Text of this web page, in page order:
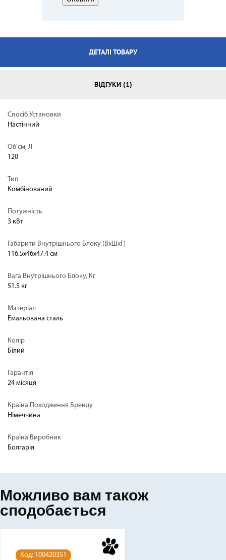
ДЕТАЛІ ТОВАРУ
ВІДГУКИ (1)
Спосіб Установки
Настінний
Об'єм, Л
120
Тип
Комбінований
Потужність
3 кВт
Габарити Внутрішнього Блоку (ВхШхГ)
116.5х46х47.4 см
Вага Внутрішнього Блоку, Кг
51.5 кг
Матеріал
Емальована сталь
Колір
Білий
Гарантія
24 місяця
Країна Походження Бренду
Німеччина
Країна Виробник
Болгарія
Можливо вам також
сподобається
7
Код: 100420351